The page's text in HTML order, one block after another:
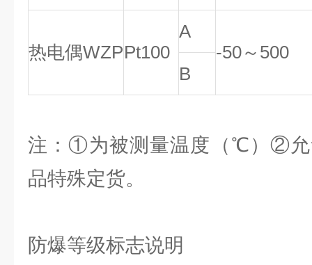
热电偶WZPPt100
A
-50～500
B
注：①为被测量温度（℃）②允
品特殊定货。
防爆等级标志说明